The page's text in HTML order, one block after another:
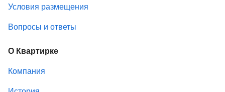
Условия размещения
Вопросы и ответы
О Квартирке
Компания